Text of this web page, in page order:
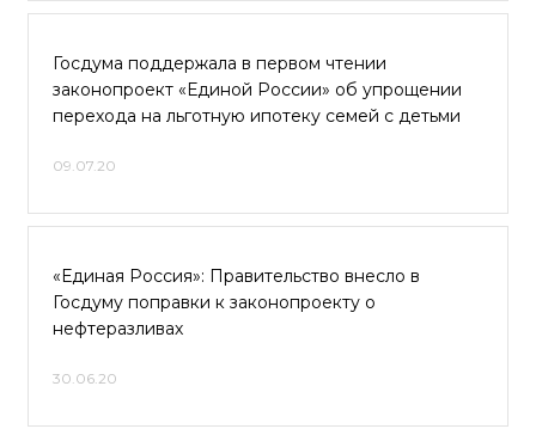
Госдума поддержала в первом чтении
законопроект «Единой России» об упрощении
перехода на льготную ипотеку семей с детьми
09.07.20
«Единая Россия»: Правительство внесло в
Госдуму поправки к законопроекту о
нефтеразливах
30.06.20